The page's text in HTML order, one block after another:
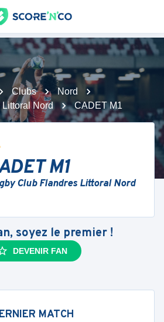
Clubs
Nord
Nord
CADET M1
M1
Club Flandres Littoral Nord
soyez le premier !
DEVENIR FAN
MATCH